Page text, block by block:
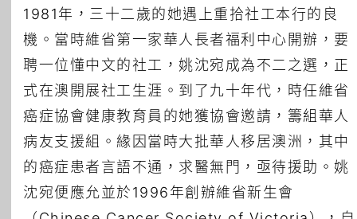
1981年，三十二歲的她遇上重拾社工本行的良
機。當時維省第一家華人長者福利中心開辦，要
聘一位懂中文的社工，姚沈宛成為不二之選，正
式在澳開展社工生涯。到了九十年代，時任維省
癌症協會健康教育員的她獲協會邀請，籌組華人
病友支援組。緣因當時大批華人移居澳洲，其中
的癌症患者言語不通，求醫無門，亟待援助。姚
沈宛便應允並於1996年創辦維省新生會